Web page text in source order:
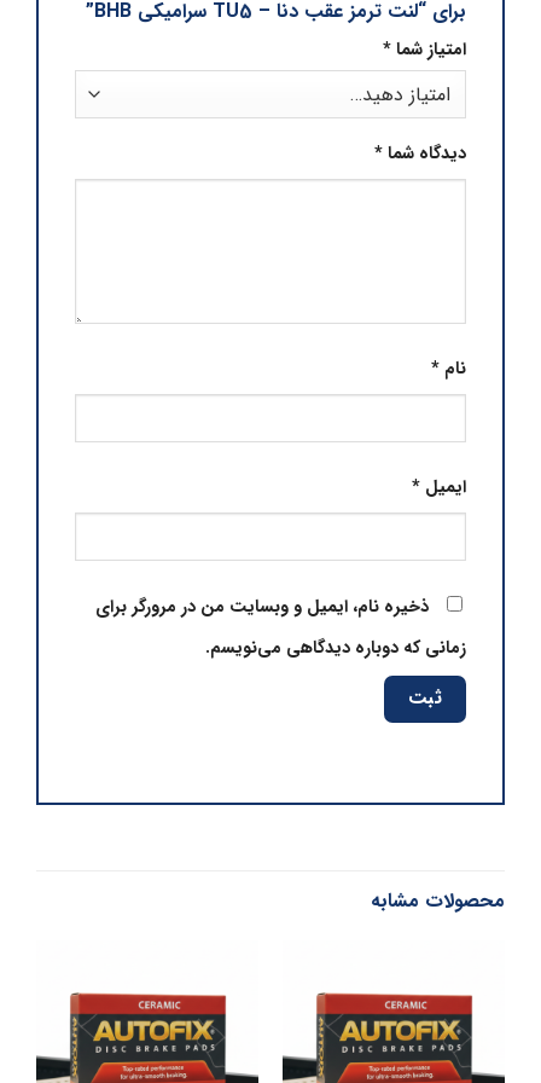
برای “لنت ترمز عقب دنا – TU5 سرامیکی BHB”
امتیاز شما*
دیدگاه شما*
نام*
ایمیل*
ذخیره نام، ایمیل و وبسایت من در مرورگر برای
زمانی که دوباره دیدگاهی می‌نویسم.
محصولات مشابه